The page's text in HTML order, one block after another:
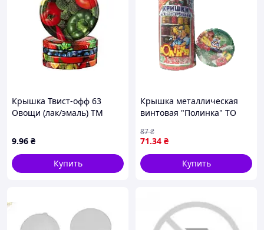
Крышка Твист-офф 63
Овощи (лак/эмаль) ТМ
9.96 ₴
Купить
Крышка металлическая
винтовая "Полинка" ТО
71.34 ₴
87₴
Купить